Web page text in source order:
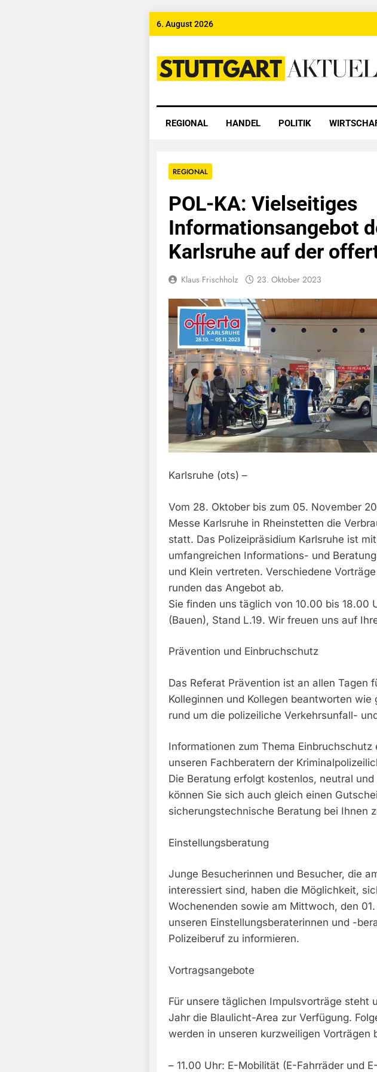
Skip
6. August 2026
Stuttgart Aktuell
REGIONAL HANDEL POLITIK
REGIONAL
POL-KA: Vielseitiges
Informationsangebot
Karlsruhe auf der
Klaus Frischholz 23. Oktober 2023
Karlsruhe (ots) –
Vom 28. Oktober bis zum 05. November
Messe Karlsruhe in Rheinstetten die
statt. Das Polizeipräsidium Karlsruhe ist
umfangreichen Informations- und
und Klein vertreten. Verschiedene
runden das Angebot ab.
Sie finden uns täglich von 10.00 bis 18.00
(Bauen), Stand L.19. Wir freuen uns auf
Prävention und Einbruchschutz
Das Referat Prävention ist an allen Tagen
Kolleginnen und Kollegen beantworten wie
rund um die polizeiliche Verkehrsunfall-
Informationen zum Thema Einbruchschutz
unseren Fachberatern der
Die Beratung erfolgt kostenlos, neutral
können Sie sich auch gleich einen
sicherungstechnische Beratung bei Ihnen
Einstellungsberatung
Junge Besucherinnen und Besucher, die
interessiert sind, haben die Möglichkeit,
Wochenenden sowie am Mittwoch, den
unseren Einstellungsberaterinnen und -
Polizeiberuf zu informieren.
Vortragsangebote
Für unsere täglichen Impulsvorträge steht
Jahr die Blaulicht-Area zur Verfügung.
werden in unseren kurzweiligen Vorträgen
– 11.00 Uhr: E-Mobilität (E-Fahrräder und